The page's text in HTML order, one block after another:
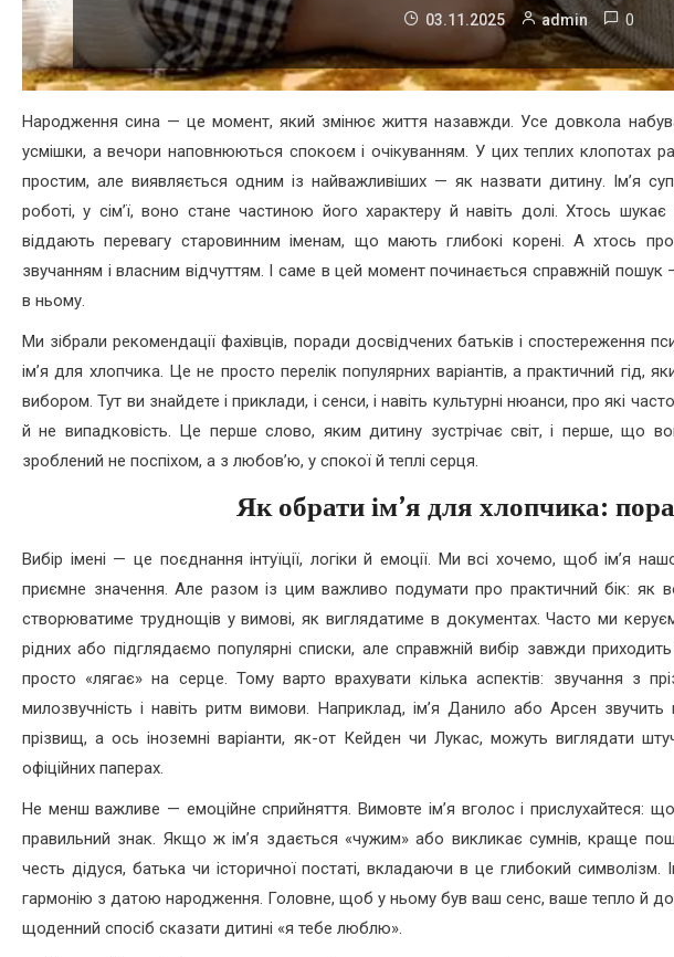
03.11.2025 admin 0
Народження сина — це момент, який змінює життя назавжди. Усе довкола
усмішки, а вечори наповнюються спокоєм і очікуванням. У цих теплих клопотах
простим, але виявляється одним із найважливіших — як назвати дитину. Ім’я
роботі, у сім’ї, воно стане частиною його характеру й навіть долі. Хтось
віддають перевагу старовинним іменам, що мають глибокі корені. А хтось
звучанням і власним відчуттям. І саме в цей момент починається справжній
в ньому.
Ми зібрали рекомендації фахівців, поради досвідчених батьків і спостереження
ім’я для хлопчика. Це не просто перелік популярних варіантів, а практичний
вибором. Тут ви знайдете і приклади, і сенси, і навіть культурні нюанси, про які
й не випадковість. Це перше слово, яким дитину зустрічає світ, і перше, що
зроблений не поспіхом, а з любов’ю, у спокої й теплі серця.
Як обрати ім’я для хлопчика:
Вибір імені — це поєднання інтуїції, логіки й емоції. Ми всі хочемо, щоб ім’я
приємне значення. Але разом із цим важливо подумати про практичний бік: як
створюватиме труднощів у вимові, як виглядатиме в документах. Часто ми
рідних або підглядаємо популярні списки, але справжній вибір завжди
просто «лягає» на серце. Тому варто врахувати кілька аспектів: звучання з
милозвучність і навіть ритм вимови. Наприклад, ім’я Данило або Арсен звучить
прізвищ, а ось іноземні варіанти, як-от Кейден чи Лукас, можуть виглядати
офіційних паперах.
Не менш важливе — емоційне сприйняття. Вимовте ім’я вголос і прислухайтеся:
правильний знак. Якщо ж ім’я здається «чужим» або викликає сумнів, краще
честь дідуся, батька чи історичної постаті, вкладаючи в це глибокий
гармонію з датою народження. Головне, щоб у ньому був ваш сенс, ваше тепло й
щоденний спосіб сказати дитині «я тебе люблю».